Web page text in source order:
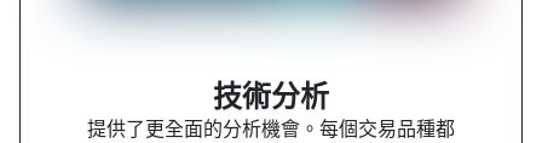
技術分析
提供了更全面的分析機會。每個交易品種都